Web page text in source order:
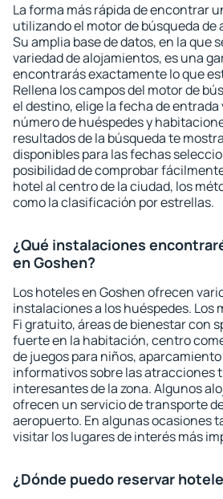
La forma más rápida de encontrar
utilizando el motor de búsqueda de
Su amplia base de datos, en la que
variedad de alojamientos, es una
encontrarás exactamente lo que
Rellena los campos del motor de
el destino, elige la fecha de entrada
número de huéspedes y
resultados de la búsqueda te
disponibles para las fechas
posibilidad de comprobar
hotel al centro de la ciudad, los
como la clasificación por estrellas.
¿Qué instalaciones
en Goshen?
Los hoteles en Goshen ofrecen
instalaciones a los huéspedes. Los
Fi gratuito, áreas de bienestar con
fuerte en la habitación, centro
de juegos para niños,
informativos sobre las atracciones
interesantes de la zona. Algunos
ofrecen un servicio de transporte
aeropuerto. En algunas ocasiones
visitar los lugares de interés más
¿Dónde puedo reservar